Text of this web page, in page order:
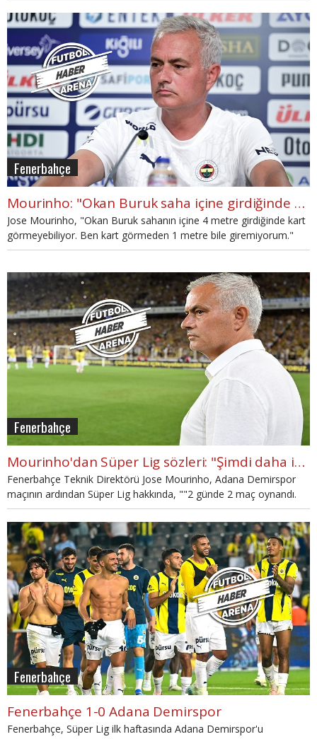
Fenerbahçe
Mourinho: "Okan Buruk saha içine girdiğinde kart görmüyor"
Jose Mourinho, "Okan Buruk sahanın içine 4 metre girdiğinde kart
görmeyebiliyor. Ben kart görmeden 1 metre bile giremiyorum."
diye konuştu.
Fenerbahçe
Mourinho'dan Süper Lig sözleri: "Şimdi daha iyi anlıyorum."
Fenerbahçe Teknik Direktörü Jose Mourinho, Adana Demirspor
maçının ardından Süper Lig hakkında, ""2 günde 2 maç oynandı.
Cuma günü Galatasaray-Hatayspor maçı ve bugün Fenerbahçe
maçı. Çok fazla şey öğrendim. Zaten bu periyotta bana verilen
bilgiler harika bilgilerdi ama şimdi daha iyi anlıyorum." ifadelerini
kullandı.
Fenerbahçe
Fenerbahçe 1-0 Adana Demirspor
Fenerbahçe, Süper Lig ilk haftasında Adana Demirspor'u